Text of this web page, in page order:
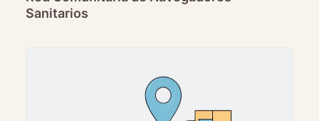
Sanitarios